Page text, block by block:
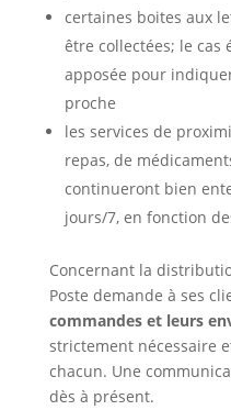
certaines boites aux
être collectées; le cas
apposée pour
proche
les services de
repas, de
continueront bien
jours/7, en fonction
Concernant la
Poste demande à ses
commandes et leurs
strictement nécessaire
chacun. Une
dès à présent.